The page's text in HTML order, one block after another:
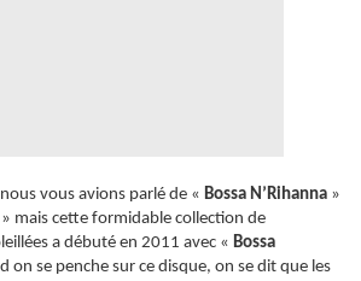
vous avions parlé de « Bossa N’Rihanna »
» mais cette formidable collection de
a débuté en 2011 avec « Bossa
on se penche sur ce disque, on se dit que les